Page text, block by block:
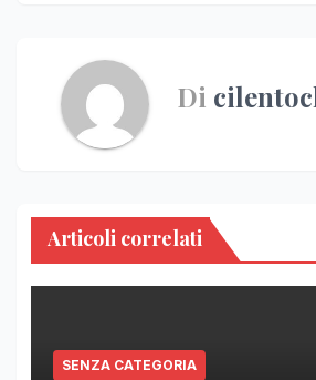
Di
Articoli correlati
SENZA CATEGORIA